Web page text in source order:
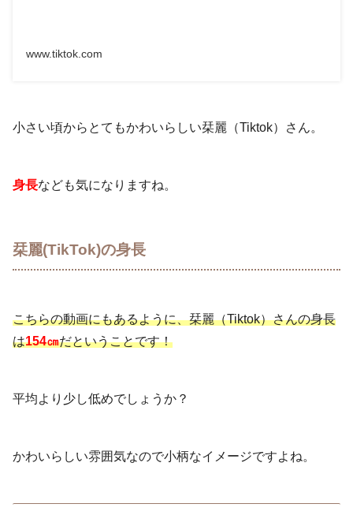
www.tiktok.com
小さい頃からとてもかわいらしい栞麗（Tiktok）さん。
身長なども気になりますね。
栞麗(TikTok)の身長
こちらの動画にもあるように、栞麗（Tiktok）さんの身長
は154㎝だということです！
平均より少し低めでしょうか？
かわいらしい雰囲気なので小柄なイメージですよね。